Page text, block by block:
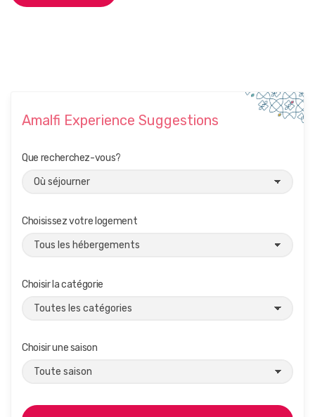
LA
Amalfi Experience Suggestions
Que recherchez-vous?
Choisissez votre logement
Choisir la catégorie
Choisir une saison